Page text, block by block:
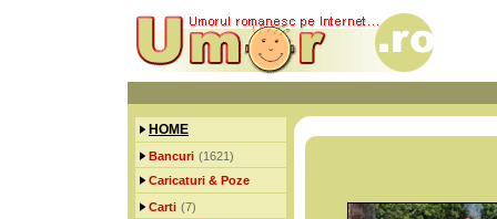
HOME
Bancuri (1621)
Caricaturi & Poze
Carti (7)